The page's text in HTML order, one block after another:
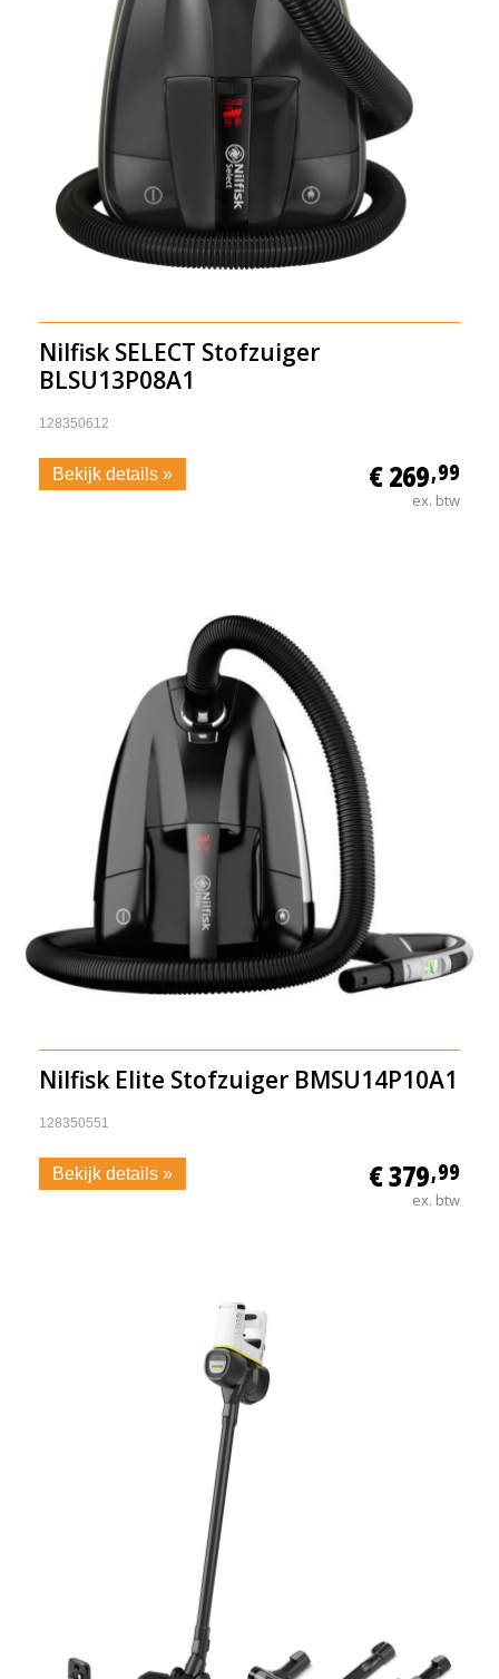
Nilfisk SELECT Stofzuiger
BLSU13P08A1
128350612
€ 269,99
ex. btw
Bekijk details »
Nilfisk Elite Stofzuiger BMSU14P10A1
128350551
€ 379,99
ex. btw
Bekijk details »